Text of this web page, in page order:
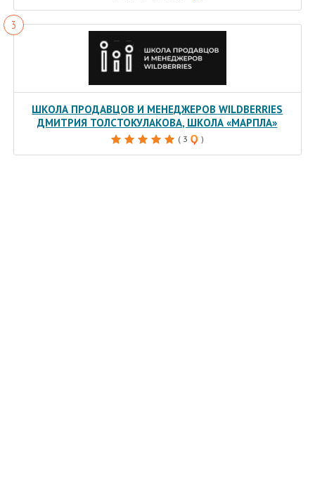
ШКОЛА ПРОДАВЦОВ И МЕНЕДЖЕРОВ WILDBERRIES
ДМИТРИЯ ТОЛСТОКУЛАКОВА, ШКОЛА «МАРПЛА»
( 3 )